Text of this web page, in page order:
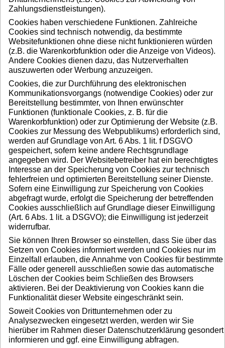
Zahlungsdienstleistungen).
Cookies haben verschiedene Funktionen. Zahlreiche
Cookies sind technisch notwendig, da bestimmte
Websitefunktionen ohne diese nicht funktionieren würden
(z.B. die Warenkorbfunktion oder die Anzeige von Videos).
Andere Cookies dienen dazu, das Nutzerverhalten
auszuwerten oder Werbung anzuzeigen.
Cookies, die zur Durchführung des elektronischen
Kommunikationsvorgangs (notwendige Cookies) oder zur
Bereitstellung bestimmter, von Ihnen erwünschter
Funktionen (funktionale Cookies, z. B. für die
Warenkorbfunktion) oder zur Optimierung der Website (z.B.
Cookies zur Messung des Webpublikums) erforderlich sind,
werden auf Grundlage von Art. 6 Abs. 1 lit. f DSGVO
gespeichert, sofern keine andere Rechtsgrundlage
angegeben wird. Der Websitebetreiber hat ein berechtigtes
Interesse an der Speicherung von Cookies zur technisch
fehlerfreien und optimierten Bereitstellung seiner Dienste.
Sofern eine Einwilligung zur Speicherung von Cookies
abgefragt wurde, erfolgt die Speicherung der betreffenden
Cookies ausschließlich auf Grundlage dieser Einwilligung
(Art. 6 Abs. 1 lit. a DSGVO); die Einwilligung ist jederzeit
widerrufbar.
Sie können Ihren Browser so einstellen, dass Sie über das
Setzen von Cookies informiert werden und Cookies nur im
Einzelfall erlauben, die Annahme von Cookies für bestimmte
Fälle oder generell ausschließen sowie das automatische
Löschen der Cookies beim Schließen des Browsers
aktivieren. Bei der Deaktivierung von Cookies kann die
Funktionalität dieser Website eingeschränkt sein.
Soweit Cookies von Drittunternehmen oder zu
Analysezwecken eingesetzt werden, werden wir Sie
hierüber im Rahmen dieser Datenschutzerklärung gesondert
informieren und ggf. eine Einwilligung abfragen.